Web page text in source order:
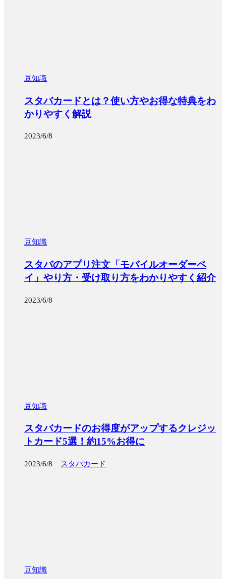
豆知識
スタバカードとは？使い方やお得な特典をわ
かりやすく解説
2023/6/8
豆知識
スタバのアプリ注文「モバイルオーダーペ
イ」やり方・受け取り方をわかりやすく紹介
2023/6/8
豆知識
スタバカードのお得度がアップするクレジッ
トカード5選！約15%お得に
2023/6/8 スタバカード
豆知識